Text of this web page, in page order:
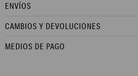
ENVÍOS
CAMBIOS Y DEVOLUCIONES
MEDIOS DE PAGO